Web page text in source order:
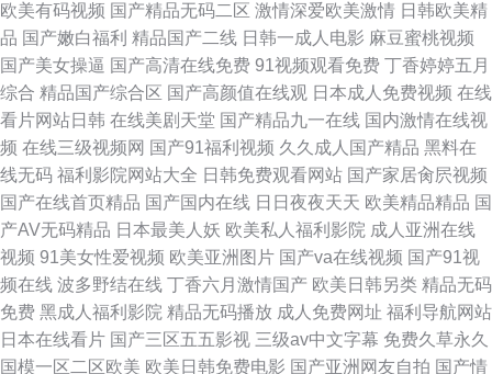
欧美有码视频 国产精品无码二区 激情深爱欧美激情 日韩欧美精
品 国产嫩白福利 精品国产二线 日韩一成人电影 麻豆蜜桃视频
国产美女操逼 国产高清在线免费 91视频观看免费 丁香婷婷五月
综合 精品国产综合区 国产高颜值在线观 日本成人免费视频 在线
看片网站日韩 在线美剧天堂 国产精品九一在线 国内激情在线视
频 在线三级视频网 国产91福利视频 久久成人国产精品 黑料在
线无码 福利影院网站大全 日韩免费观看网站 国产家居肏屄视频
国产在线首页精品 国产国内在线 日日夜夜天天 欧美精品精品 国
产AV无码精品 日本最美人妖 欧美私人福利影院 成人亚洲在线
视频 91美女性爱视频 欧美亚洲图片 国产va在线视频 国产91视
频在线 波多野结在线 丁香六月激情国产 欧美日韩另类 精品无码
免费 黑成人福利影院 精品无码播放 成人免费网址 福利导航网站
日本在线看片 国产三区五五影视 三级av中文字幕 免费久草永久
国模一区二区欧美 欧美日韩免费电影 国产亚洲网友自拍 国产情